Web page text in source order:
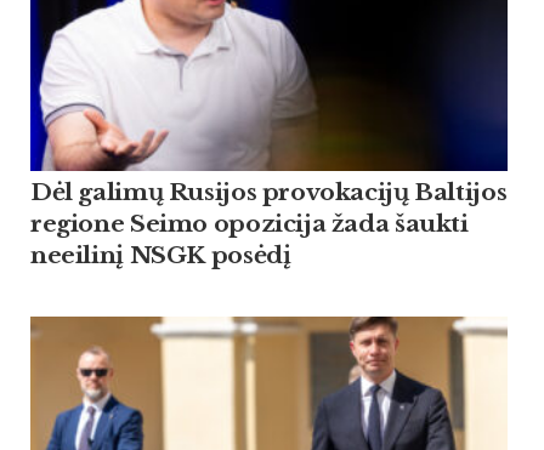
Dėl galimų Rusijos provokacijų Baltijos
regione Seimo opozicija žada šaukti
neeilinį NSGK posėdį